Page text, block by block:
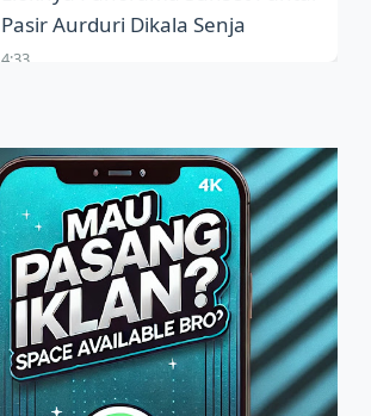
Pasir Aurduri Dikala Senja
4:33
Wartawan Jadi Garda Terdepan
Penggunaan Bahasa Indonesia
2:07
Warga Sambut Baik Himbauan
Wali Kota Jambi Melaksanakan
GORO Massal Serentak
4:10